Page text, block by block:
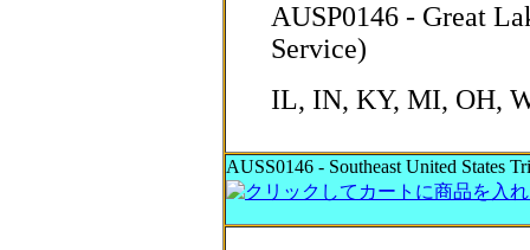
AUSP0146 - Great
Service)
IL, IN, KY, MI, OH,
AUSS0146 - Southeast United States